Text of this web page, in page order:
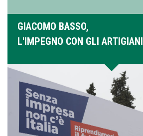
GIACOMO BASSO,
L'IMPEGNO CON GLI ARTIGIANI